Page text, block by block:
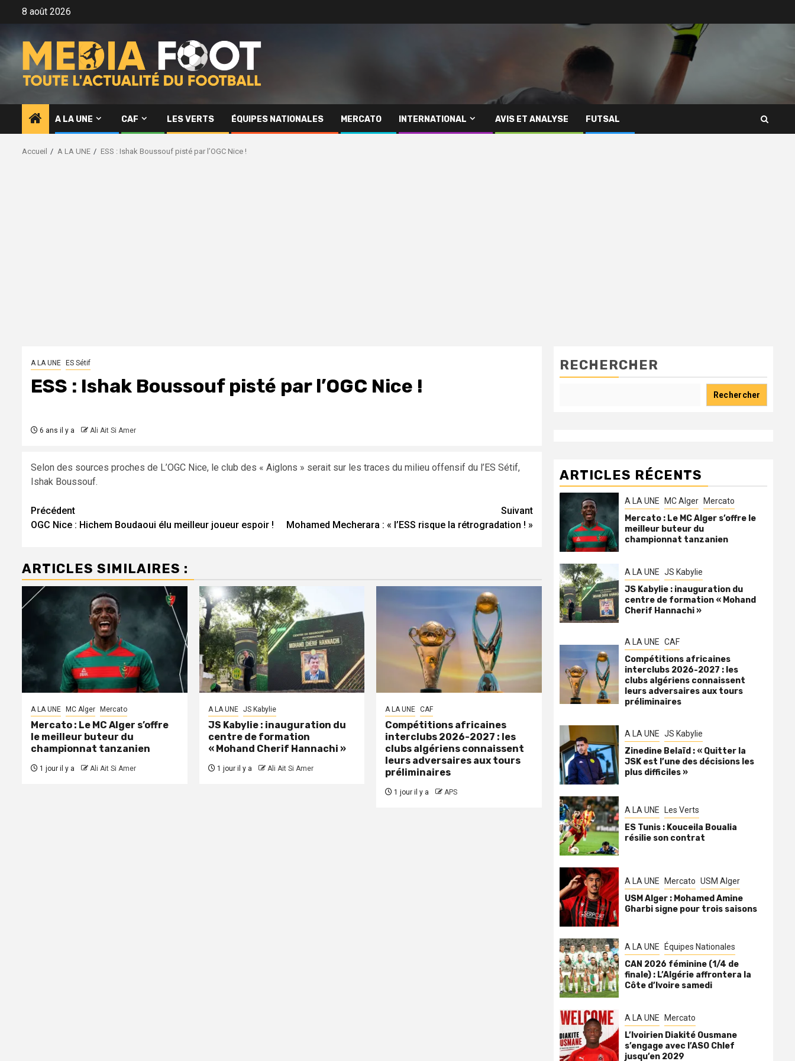
8 août 2026
A LA UNE CAF LES VERTS ÉQUIPES NATIONALES MERCATO INTERNATIONAL AVIS ET ANALYSE FUTSAL
Accueil A LA UNE ESS : Ishak Boussouf pisté par l’OGC Nice !
A LA UNE ES Sétif
ESS : Ishak Boussouf pisté par l’OGC Nice !
6 ans il y a Ali Ait Si Amer
Selon des sources proches de L’OGC Nice, le club des « Aiglons » serait sur les traces du milieu offensif du l’ES Sétif,
Ishak Boussouf.
Navigation
d’article
Précédent
OGC Nice : Hichem Boudaoui élu meilleur joueur espoir !
Suivant
Mohamed Mecherara : « l’ESS risque la rétrogradation ! »
ARTICLES SIMILAIRES :
A LA UNE MC Alger Mercato
Mercato : Le MC Alger s’offre
le meilleur buteur du
championnat tanzanien
1 jour il y a Ali Ait Si Amer
A LA UNE JS Kabylie
JS Kabylie : inauguration du
centre de formation
« Mohand Cherif Hannachi »
1 jour il y a Ali Ait Si Amer
A LA UNE CAF
Compétitions africaines
interclubs 2026-2027 : les
clubs algériens connaissent
leurs adversaires aux tours
préliminaires
1 jour il y a APS
RECHERCHER
Rechercher
ARTICLES RÉCENTS
A LA UNE MC Alger Mercato
Mercato : Le MC Alger s’offre le
meilleur buteur du
championnat tanzanien
A LA UNE JS Kabylie
JS Kabylie : inauguration du
centre de formation « Mohand
Cherif Hannachi »
A LA UNE CAF
Compétitions africaines
interclubs 2026-2027 : les
clubs algériens connaissent
leurs adversaires aux tours
préliminaires
A LA UNE JS Kabylie
Zinedine Belaïd : « Quitter la
JSK est l’une des décisions les
plus difficiles »
A LA UNE Les Verts
ES Tunis : Kouceila Boualia
résilie son contrat
A LA UNE Mercato USM Alger
USM Alger : Mohamed Amine
Gharbi signe pour trois saisons
A LA UNE Équipes Nationales
CAN 2026 féminine (1/4 de
finale) : L’Algérie affrontera la
Côte d’Ivoire samedi
A LA UNE Mercato
L’Ivoirien Diakité Ousmane
s’engage avec l’ASO Chlef
jusqu’en 2029